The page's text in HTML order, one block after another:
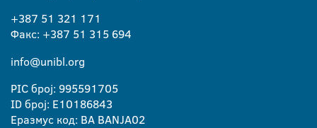
+387 51 321 171
Факс: +387 51 315 694
info@unibl.org
PIC број: 995591705
ID број: E10186843
Еразмус код: BA BANJA02